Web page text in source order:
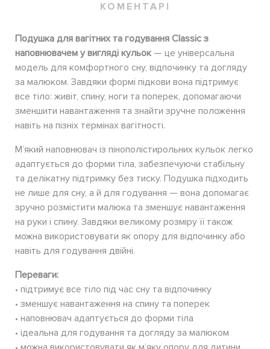
КОМЕНТАРІ
Подушка для вагітних та годування Classic з
наповнювачем у вигляді кульок— це універсальна
модель для комфортного сну, відпочинку та догляду
за малюком. Завдяки формі підкови вона підтримує
все тіло: живіт, спину, ноги та поперек, допомагаючи
зменшити навантаження та знайти зручне положення
навіть на пізніх термінах вагітності.
М’який наповнювач із пінополістирольних кульок легко
адаптується до форми тіла, забезпечуючи стабільну
та делікатну підтримку без тиску. Подушка підходить
не лише для сну, а й для годування — вона допомагає
зручно розмістити малюка та зменшує навантаження
на руки і спину. Завдяки великому розміру її також
можна використовувати як опору для відпочинку або
навіть для годування двійні.
Переваги:
• підтримує все тіло під час сну та відпочинку
• зменшує навантаження на спину та поперек
• наповнювач адаптується до форми тіла
• ідеальна для годування та догляду за малюком